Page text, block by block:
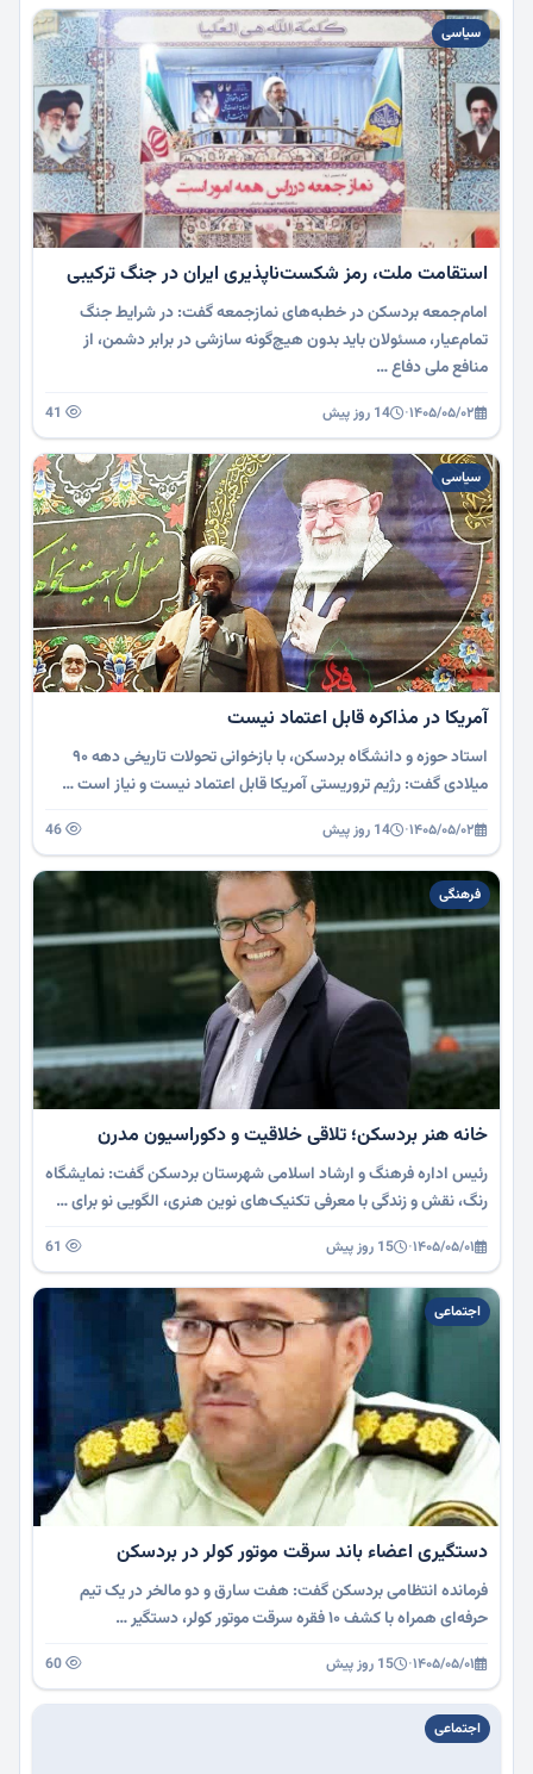
سیاسی
استقامت ملت، رمز شکست‌ناپذیری ایران در جنگ ترکیبی
امام‌جمعه بردسکن در خطبه‌های نمازجمعه گفت: در شرایط جنگ
تمام‌عیار، مسئولان باید بدون هیچ‌گونه سازشی در برابر دشمن، از
منافع ملی دفاع …
۱۴۰۵/۰۵/۰۲· 14 روز پیش
سیاسی
آمریکا در مذاکره قابل اعتماد نیست
استاد حوزه و دانشگاه بردسکن، با بازخوانی تحولات تاریخی دهه ۹۰
میلادی گفت: رژیم تروریستی آمریکا قابل اعتماد نیست و نیاز است …
۱۴۰۵/۰۵/۰۲· 14 روز پیش
فرهنگی
خانه هنر بردسکن؛ تلاقی خلاقیت و دکوراسیون مدرن
رئیس اداره فرهنگ و ارشاد اسلامی شهرستان بردسکن گفت: نمایشگاه
رنگ، نقش و زندگی با معرفی تکنیک‌های نوین هنری، الگویی نو برای …
۱۴۰۵/۰۵/۰۱· 15 روز پیش
اجتماعی
دستگیری اعضاء باند سرقت موتور کولر در بردسکن
فرمانده انتظامی بردسکن گفت: هفت سارق و دو مالخر در یک تیم
حرفه‌ای همراه با کشف ۱۰ فقره سرقت موتور کولر، دستگیر …
۱۴۰۵/۰۵/۰۱· 15 روز پیش
اجتماعی